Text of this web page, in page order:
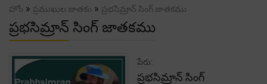
హోం » ప్రముఖుల జాతకం » ప్రభసిమ్రాన్ సింగ్ జాతకము
ప్రభసిమ్రాన్ సింగ్ జాతకము
పేరు:
ప్రభసిమ్రాన్ సింగ్